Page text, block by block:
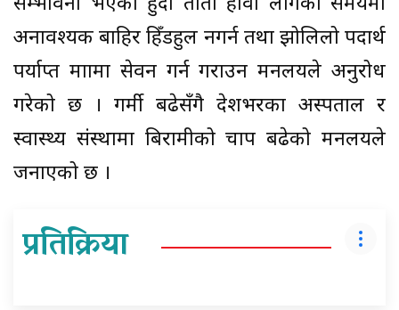
सम्भावना भएको हुँदा तातो हावा लागेको समयमा
अनावश्यक बाहिर हिँडहुल नगर्न तथा झोलिलो पदार्थ
पर्याप्त मात्रामा सेवन गर्न गराउन मन्त्रालयले अनुरोध
गरेको छ । गर्मी बढेसँगै देशभरका अस्पताल र
स्वास्थ्य संस्थामा बिरामीको चाप बढेको मन्त्रालयले
जनाएको छ ।
प्रतिक्रिया